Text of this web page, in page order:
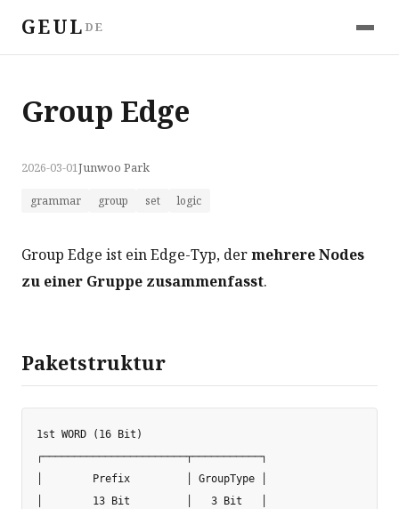
GEUL DE
Group Edge
2026-03-01Junwoo Park
grammar group set logic
Group Edge ist ein Edge-Typ, dermehrere Nodes
zu einer Gruppe zusammenfasst.
Paketstruktur
1st WORD (16 Bit)
┌───────────────────────┬───────────┐
│        Prefix         │ GroupType │
│        13 Bit         │   3 Bit   │